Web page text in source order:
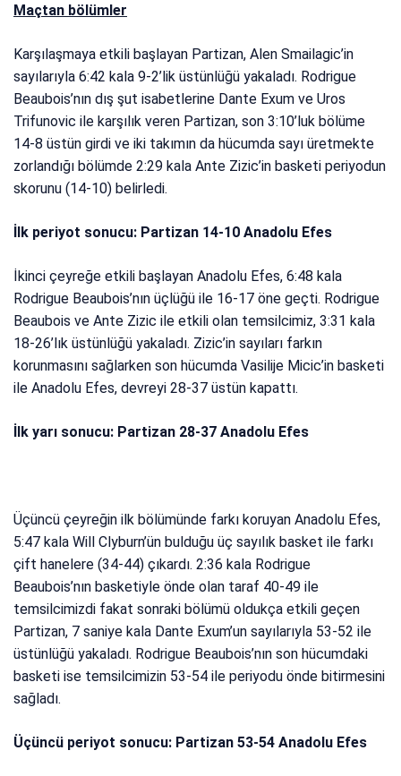
Maçtan bölümler
Karşılaşmaya etkili başlayan Partizan, Alen Smailagic’in
sayılarıyla 6:42 kala 9-2’lik üstünlüğü yakaladı. Rodrigue
Beaubois’nın dış şut isabetlerine Dante Exum ve Uros
Trifunovic ile karşılık veren Partizan, son 3:10’luk bölüme
14-8 üstün girdi ve iki takımın da hücumda sayı üretmekte
zorlandığı bölümde 2:29 kala Ante Zizic’in basketi periyodun
skorunu (14-10) belirledi.
İlk periyot sonucu: Partizan 14-10 Anadolu Efes
İkinci çeyreğe etkili başlayan Anadolu Efes, 6:48 kala
Rodrigue Beaubois’nın üçlüğü ile 16-17 öne geçti. Rodrigue
Beaubois ve Ante Zizic ile etkili olan temsilcimiz, 3:31 kala
18-26’lık üstünlüğü yakaladı. Zizic’in sayıları farkın
korunmasını sağlarken son hücumda Vasilije Micic’in basketi
ile Anadolu Efes, devreyi 28-37 üstün kapattı.
İlk yarı sonucu: Partizan 28-37 Anadolu Efes
Üçüncü çeyreğin ilk bölümünde farkı koruyan Anadolu Efes,
5:47 kala Will Clyburn’ün bulduğu üç sayılık basket ile farkı
çift hanelere (34-44) çıkardı. 2:36 kala Rodrigue
Beaubois’nın basketiyle önde olan taraf 40-49 ile
temsilcimizdi fakat sonraki bölümü oldukça etkili geçen
Partizan, 7 saniye kala Dante Exum’un sayılarıyla 53-52 ile
üstünlüğü yakaladı. Rodrigue Beaubois’nın son hücumdaki
basketi ise temsilcimizin 53-54 ile periyodu önde bitirmesini
sağladı.
Üçüncü periyot sonucu: Partizan 53-54 Anadolu Efes